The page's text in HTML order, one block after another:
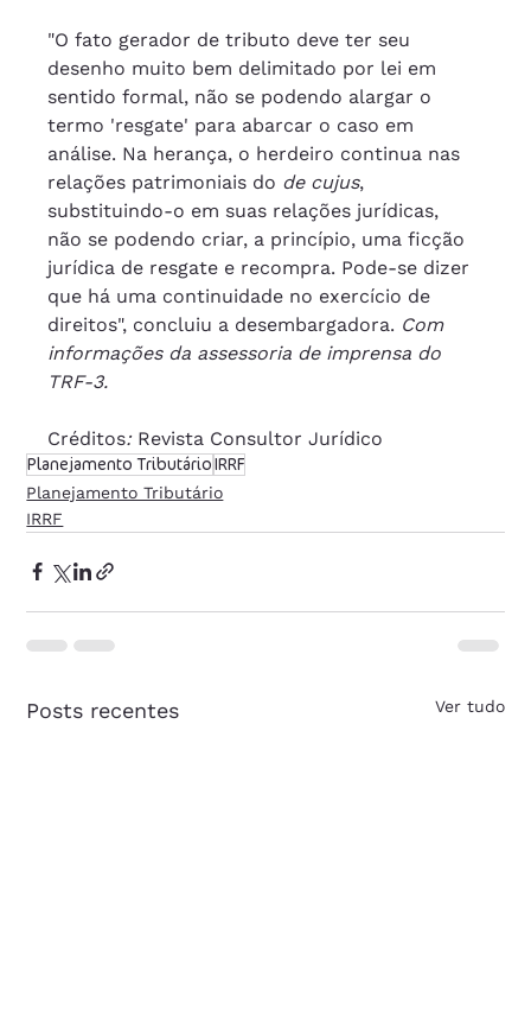
"O fato gerador de tributo deve ter seu
desenho muito bem delimitado por lei em
sentido formal, não se podendo alargar o
termo 'resgate' para abarcar o caso em
análise. Na herança, o herdeiro continua nas
relações patrimoniais do de cujus,
substituindo-o em suas relações jurídicas,
não se podendo criar, a princípio, uma ficção
jurídica de resgate e recompra. Pode-se dizer
que há uma continuidade no exercício de
direitos", concluiu a desembargadora. Com
informações da assessoria de imprensa do
TRF-3.
Créditos: Revista Consultor Jurídico
Planejamento TributárioIRRF
Planejamento Tributário
IRRF
Posts recentes Ver tudo